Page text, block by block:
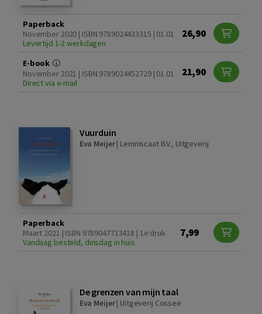
Paperback
November 2020 | ISBN 9789024433315 | 01.01
Levertijd 1-2 werkdagen
26,90
E-book
November 2021 | ISBN 9789024452729 | 01.01
Direct via e-mail
21,90
Vuurduin
Eva Meijer| Lemniscaat B.V., Uitgeverij
Paperback
Maart 2021 | ISBN 9789047713418 | 1e druk
Vandaag besteld, dinsdag in huis
7,99
De grenzen van mijn taal
Eva Meijer| Uitgeverij Cossee